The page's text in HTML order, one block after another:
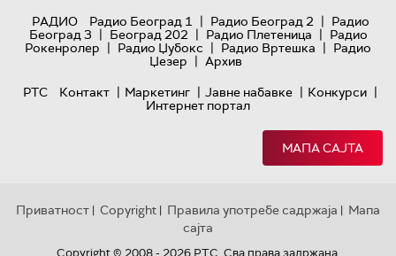
РАДИО
Радио Београд 1 | Радио Београд 2 | Радио
Београд 3 | Београд 202 | Радио Плетеница | Радио
Рокенролер | Радио Џубокс | Радио Вртешка | Радио
Џезер | Архив
РТС
Контакт | Маркетинг | Јавне набавке | Конкурси |
Интернет портал
МАПА САЈТА
Приватност | Copyright | Правила употребе садржаја | Мапа
сајта
Copyright © 2008 - 2026 РТС. Сва права задржана.